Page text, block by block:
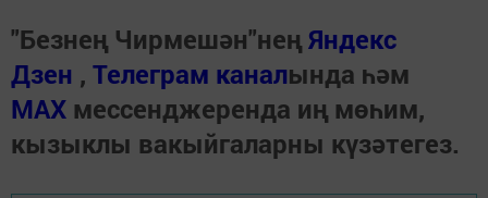
"Безнең Чирмешән"неңЯндекс
Дзен , Телеграм каналында һәм
МАХ мессенджеренда иң мөһим,
кызыклы вакыйгаларны күзәтегез.